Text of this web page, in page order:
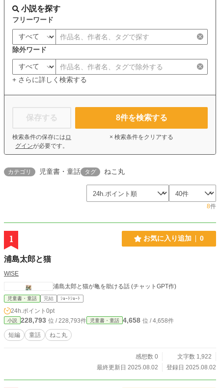
小説を探す
フリーワード
除外ワード
+ さらに詳しく検索する
保存する
検索条件の保存には ロ
グインが必要です。
8件を検索する
× 検索条件をクリアする
カテゴリ 児童書・童話 タグ ねこ丸
8件
1 お気に入り追加 0
浦島太郎と猫
WISE
浦島太郎と猫が亀を助ける話 (チャットGPT作)
児童書・童話 完結 ｼｮｰﾄｼｮｰﾄ
24h.ポイント 0pt
小説 228,793 位 / 228,793件 児童書・童話 4,658 位 / 4,658件
短編 童話 ねこ丸
感想数 0
文字数 1,922
最終更新日 2025.08.02
登録日 2025.08.02